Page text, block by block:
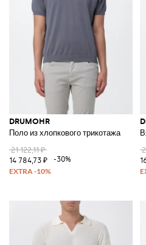
DRUMOHR
Поло из хлопкового трикотажа
21 122,11 ₽
14 784,73 ₽
-30%